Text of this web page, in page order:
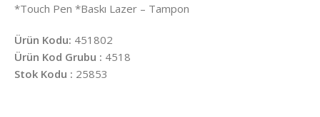
*Touch Pen *Baskı Lazer – Tampon
Ürün Kodu: 451802
Ürün Kod Grubu : 4518
Stok Kodu : 25853